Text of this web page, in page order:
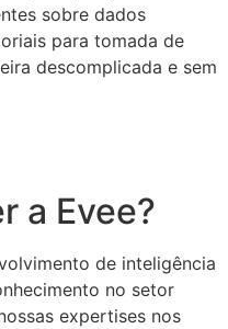
sobre dados
para tomada de
descomplicada e sem
a Evee?
de inteligência
no setor
expertises nos